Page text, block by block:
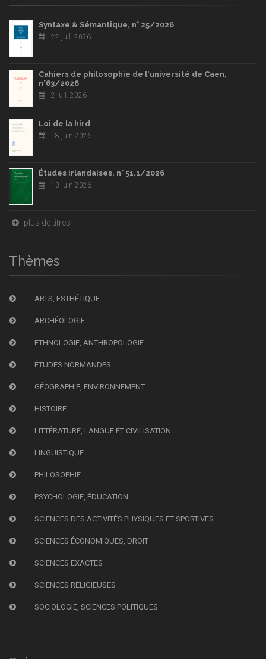
Syntaxe & Sémantique, n° 25/2026
22 juil. 2026
Cahiers de philosophie de l'université de Caen,
n°63/2026
2 juil. 2026
Loi de la hird
18 juin 2026
Études irlandaises, n° 51.1/2026
10 juin 2026
plus de titres
Thèmes
ARTS, ESTHÉTIQUE
ARCHÉOLOGIE
ETHNOLOGIE, ANTHROPOLOGIE
ÉTUDES NORMANDES
GÉOGRAPHIE, ENVIRONNEMENT
HISTOIRE
LITTÉRATURE, LANGUE ET CIVILISATION
LINGUISTIQUE
PHILOSOPHIE
PSYCHOLOGIE, ÉDUCATION
SCIENCES DES ACTIVITÉS PHYSIQUES ET SPORTIVES
SCIENCES ÉCONOMIQUES, DROIT
SCIENCES EXACTES
SCIENCES RELIGIEUSES
SOCIOLOGIE, SCIENCES POLITIQUES